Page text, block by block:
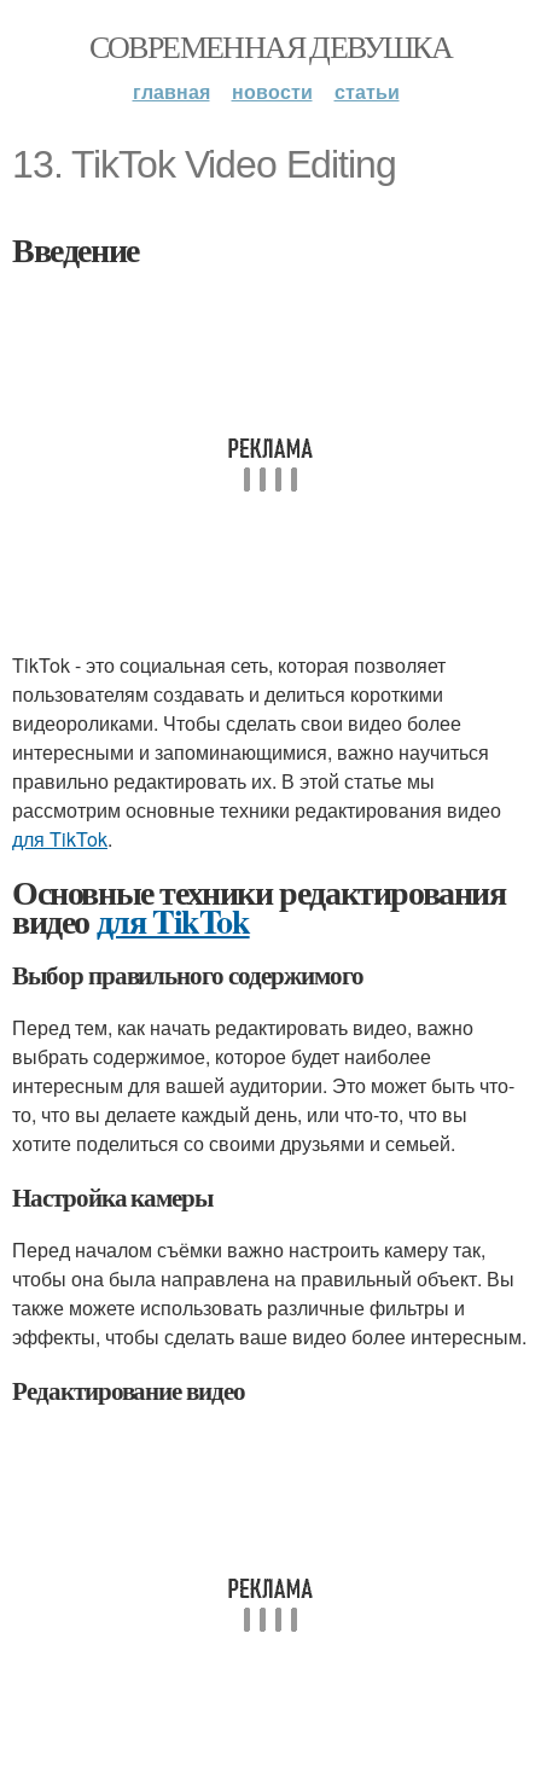
СОВРЕМЕННАЯ ДЕВУШКА
главная новости статьи
13. TikTok Video Editing
Введение
TikTok - это социальная сеть, которая позволяет
пользователям создавать и делиться короткими
видеороликами. Чтобы сделать свои видео более
интересными и запоминающимися, важно научиться
правильно редактировать их. В этой статье мы
рассмотрим основные техники редактирования видео
для TikTok.
Основные техники редактирования
видеодля TikTok
Выбор правильного содержимого
Перед тем, как начать редактировать видео, важно
выбрать содержимое, которое будет наиболее
интересным для вашей аудитории. Это может быть что-
то, что вы делаете каждый день, или что-то, что вы
хотите поделиться со своими друзьями и семьей.
Настройка камеры
Перед началом съёмки важно настроить камеру так,
чтобы она была направлена на правильный объект. Вы
также можете использовать различные фильтры и
эффекты, чтобы сделать ваше видео более интересным.
Редактирование видео